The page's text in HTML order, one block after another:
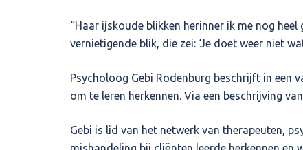
“Haar ijskoude blikken herinner ik me nog
vernietigende blik, die zei: ‘Je doet weer niet
Psycholoog Gebi Rodenburg beschrijft in een
om te leren herkennen. Via een beschrijving
Gebi is lid van het netwerk van therapeuten,